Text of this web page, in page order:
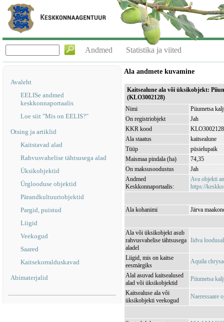
Andmed Statistika ja viited
Avaleht
EELISe andmed
keskkonnaportaalis
Loe siit "Mis on EELIS?"
Otsing ja artiklid
Kaitstavad alad
Rahvusvahelise tähtsusega alad
Üksikobjektid
Ürglooduse objektid
Pärandkultuuriobjektid
Pargid, puistud
Liigid
Veekogud
Saared
Kaitsekorralduskavad
Abimaterjalid
Ala andmete kuvamine
Kaitsealune ala või üksikobjekt:
(KLO3002128)
Nimi
Piiumetsa
On registriobjekt
Jah
KKR kood
KLO3002128
Ala staatus
kaitsealune
Tüüp
püsielupaik
Maismaa pindala (ha)
74,35
On maksusoodustus
Jah
Andmed
Keskkonnaportaalis:
Ava objekti
https://
Ala kohanimi Järva
Ala või üksikobjekt asub
rahvusvahelise tähtsusega
aladel
Iidva
Liigid, mis on kaitse
eesmärgiks
Aquila
Alal asuvad kaitsealused
alad või üksikobjektid
Piiumetsa
Kaitsealuse ala või
üksikobjekti veekogud
Naeressaare